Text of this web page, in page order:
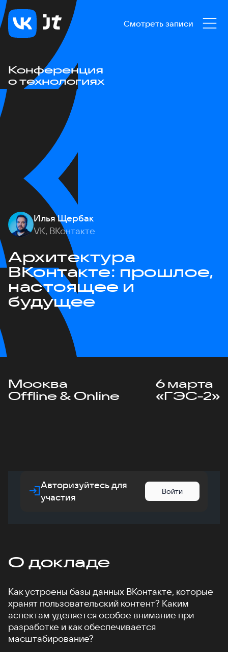
Смотреть записи
Конференция
о технологиях
Илья Щербак
VK, ВКонтакте
Архитектура
ВКонтакте: прошлое,
настоящее и
будущее
Москва
Offline & Online
6 марта
«ГЭС-2»
Авторизуйтесь для
участия
Войти
О докладе
Как устроены базы данных ВКонтакте, которые
хранят пользовательский контент? Каким
аспектам уделяется особое внимание при
разработке и как обеспечивается
масштабирование?